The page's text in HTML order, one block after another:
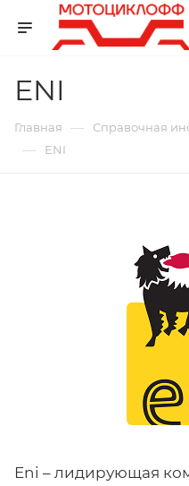
ENI
Главная — Справочная
— ENI
Eni – лидирующая